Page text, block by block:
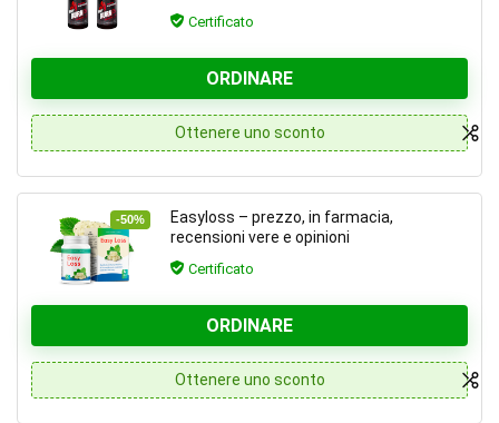
Certificato
ORDINARE
Ottenere uno sconto
-50%
Easyloss – prezzo, in farmacia,
recensioni vere e opinioni
Certificato
ORDINARE
Ottenere uno sconto